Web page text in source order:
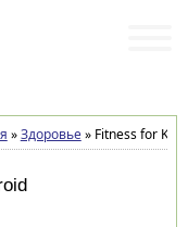
»Здоровье»Fitness for